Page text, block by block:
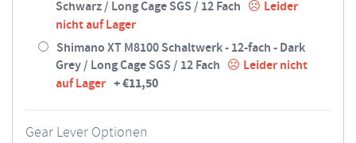
Schwarz / Long Cage SGS / 12 Fach
Leider
nicht auf Lager
Shimano XT M8100 Schaltwerk - 12-fach - Dark
Grey / Long Cage SGS / 12 Fach
Leider nicht
auf Lager +€11,50
Gear Lever Optionen